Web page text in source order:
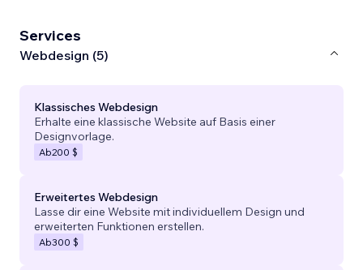
Services
Webdesign (5)
Klassisches Webdesign
Erhalte eine klassische Website auf Basis einer
Designvorlage.
Ab200 $
Erweitertes Webdesign
Lasse dir eine Website mit individuellem Design und
erweiterten Funktionen erstellen.
Ab300 $